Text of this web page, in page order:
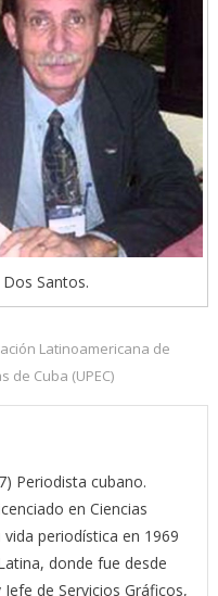
Santos.
Latinoamericana de
de Cuba (UPEC)
Periodista cubano.
en Ciencias
periodística en 1969
donde fue desde
de Servicios Gráficos,